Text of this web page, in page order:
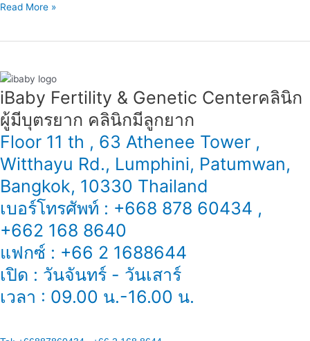
Read More »
iBaby Fertility & Genetic Center​ คลินิก
ผู้มีบุตรยาก คลินิกมีลูกยาก
Floor 11 th , 63 Athenee Tower ,
Witthayu Rd., Lumphini, Patumwan,
Bangkok, 10330 Thailand
เบอร์โทรศัพท์ : +668 878 60434 ,
+662 168 8640
แฟกซ์ : +66 2 1688644
เปิด : วันจันทร์ - วันเสาร์
เวลา : 09.00 น.-16.00 น.